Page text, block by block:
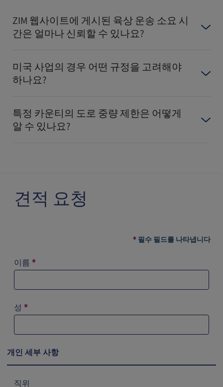
ZIM 웹사이트에 게시된 육상 운송 소요 시
간은 얼마나 신뢰할 수 있나요?
미국 사업의 경우 어떤 규정을 고려해야
하나요?
특정 카운티의 도로 중량 제한은 어떻게
알 수 있나요?
견적 요청
필수 필드를 나타냅니다
이름 *
성 *
개인 세부 사항
직위